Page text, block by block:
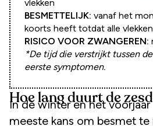
vlekken
BESMETTELIJK: vanaf het
koorts heeft totdat alle
RISICO VOOR ZWANGEREN:
*De tijd die verstrijkt tussen
eerste symptomen.
Hoe lang duurt de
In de winter en het
meeste kans om besmet te